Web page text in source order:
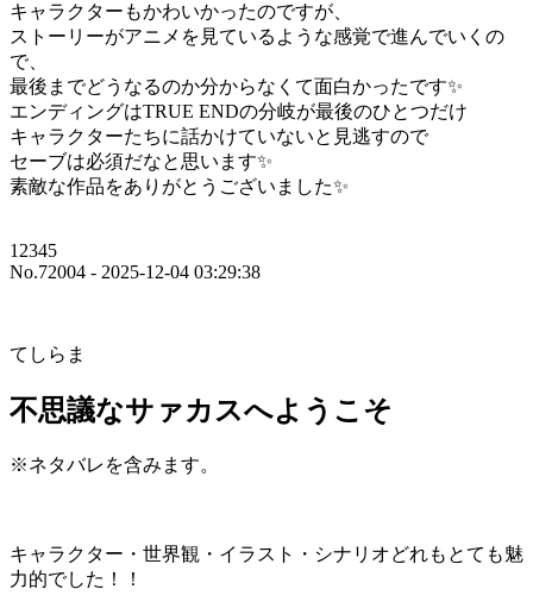
キャラクターもかわいかったのですが、
ストーリーがアニメを見ているような感覚で進んでいくの
で、
最後までどうなるのか分からなくて面白かったです✨
エンディングはTRUE ENDの分岐が最後のひとつだけ
キャラクターたちに話かけていないと見逃すので
セーブは必須だなと思います✨
素敵な作品をありがとうございました✨
12345
No.72004 - 2025-12-04 03:29:38
てしらま
不思議なサァカスへようこそ
※ネタバレを含みます。
キャラクター・世界観・イラスト・シナリオどれもとても魅
力的でした！！